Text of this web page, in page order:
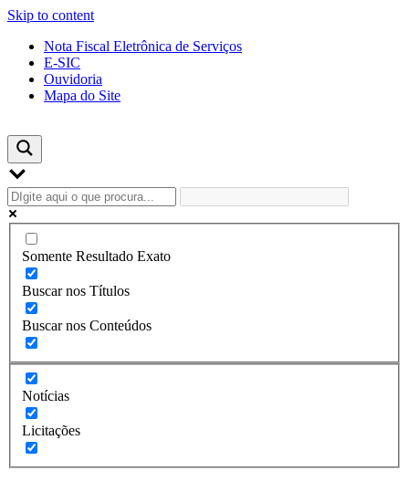
Skip to content
Nota Fiscal Eletrônica de Serviços
E-SIC
Ouvidoria
Mapa do Site
Somente Resultado Exato
Buscar nos Títulos
Buscar nos Conteúdos
Notícias
Licitações